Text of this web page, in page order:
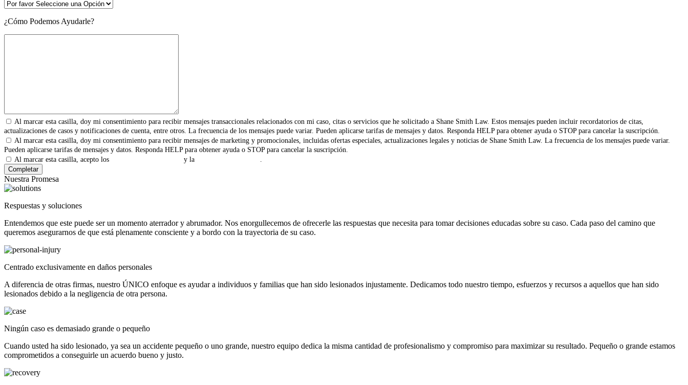
¿Cómo Podemos Ayudarle?
Al marcar esta casilla, doy mi consentimiento para recibir mensajes transaccionales relacionados con mi caso, citas o servicios que he solicitado a Shane Smith Law. Estos mensajes pueden incluir recordatorios de citas,
actualizaciones de casos y notificaciones de cuenta, entre otros. La frecuencia de los mensajes puede variar. Pueden aplicarse tarifas de mensajes y datos. Responda HELP para obtener ayuda o STOP para cancelar la suscripción.
Al marcar esta casilla, doy mi consentimiento para recibir mensajes de marketing y promocionales, incluidas ofertas especiales, actualizaciones legales y noticias de Shane Smith Law. La frecuencia de los mensajes puede variar.
Pueden aplicarse tarifas de mensajes y datos. Responda HELP para obtener ayuda o STOP para cancelar la suscripción.
Al marcar esta casilla, acepto los
y la .
Nuestra Promesa
Respuestas y soluciones
Entendemos que este puede ser un momento aterrador y abrumador. Nos enorgullecemos de ofrecerle las respuestas que necesita para tomar decisiones educadas sobre su caso. Cada paso del camino que
queremos asegurarnos de que está plenamente consciente y a bordo con la trayectoria de su caso.
Centrado exclusivamente en daños personales
A diferencia de otras firmas, nuestro ÚNICO enfoque es ayudar a individuos y familias que han sido lesionados injustamente. Dedicamos todo nuestro tiempo, esfuerzos y recursos a aquellos que han sido
lesionados debido a la negligencia de otra persona.
Ningún caso es demasiado grande o pequeño
Cuando usted ha sido lesionado, ya sea un accidente pequeño o uno grande, nuestro equipo dedica la misma cantidad de profesionalismo y compromiso para maximizar su resultado. Pequeño o grande estamos
comprometidos a conseguirle un acuerdo bueno y justo.